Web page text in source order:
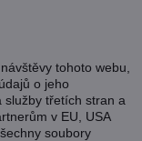
tohoto webu,
o jeho
třetích stran a
v EU, USA
soubory